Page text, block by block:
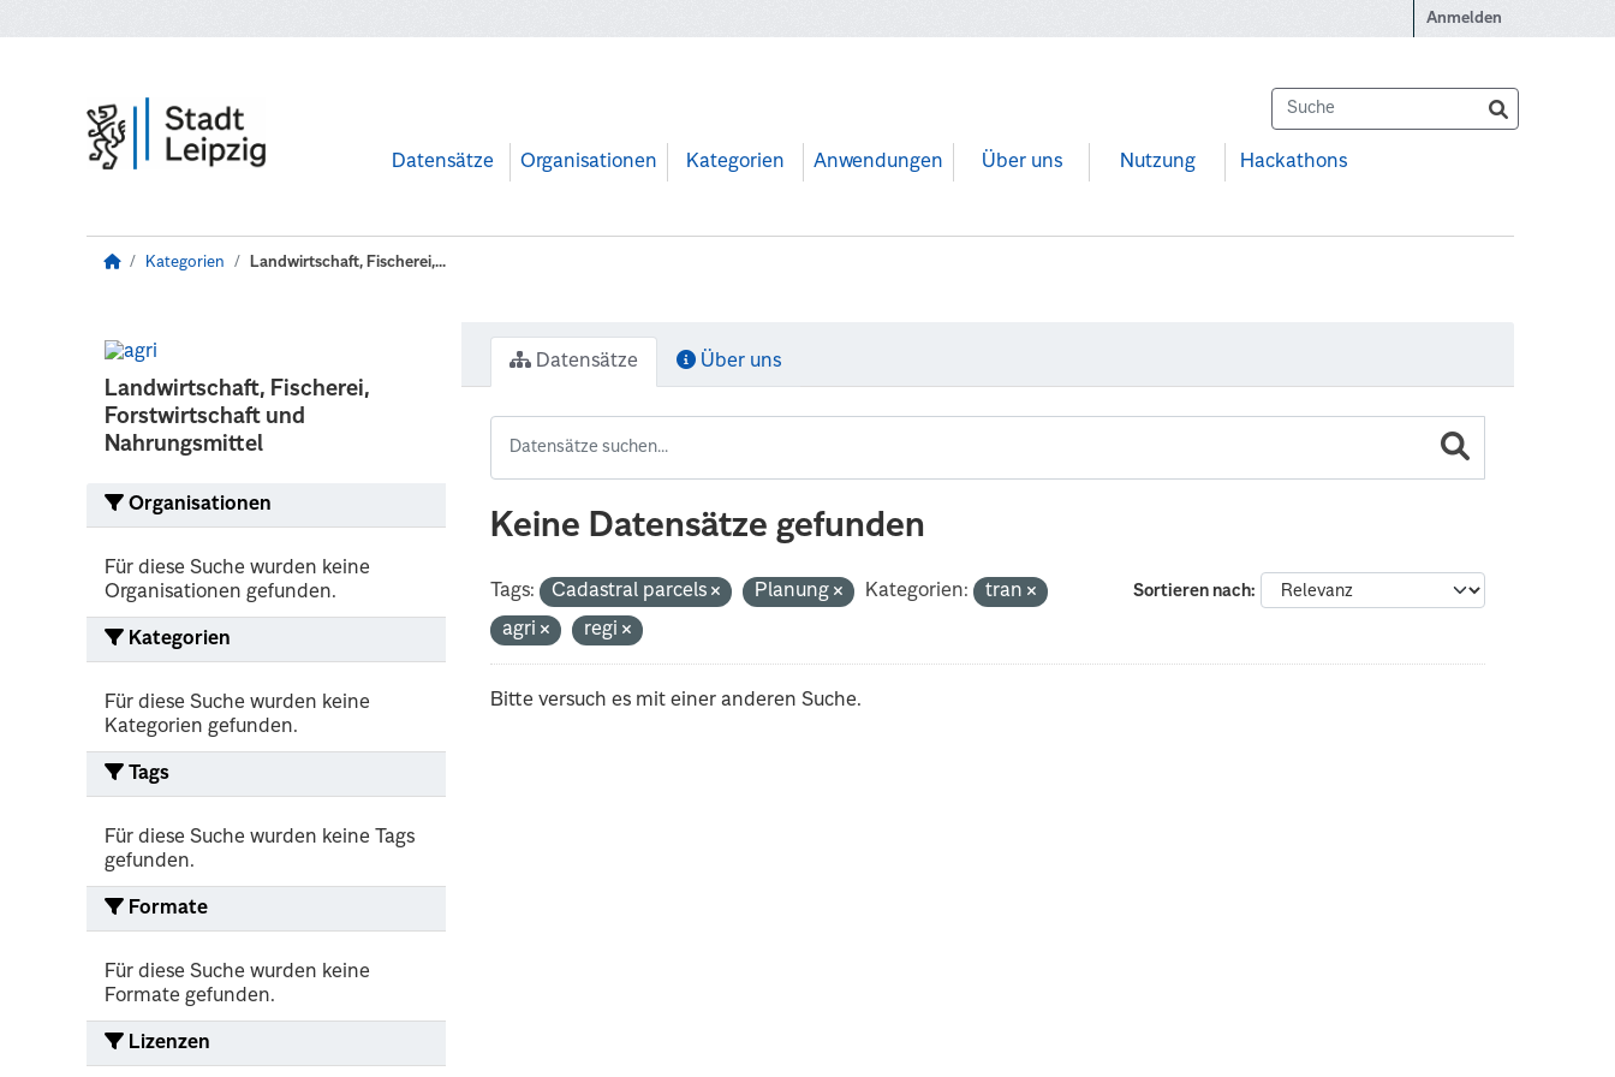
Anmelden
Datensätze Organisationen Kategorien Anwendungen Über uns Nutzung Hackathons
Kategorien Landwirtschaft, Fischerei,...
Landwirtschaft, Fischerei,
Forstwirtschaft und
Nahrungsmittel
Organisationen
Für diese Suche wurden keine
Organisationen gefunden.
Kategorien
Für diese Suche wurden keine
Kategorien gefunden.
Tags
Für diese Suche wurden keine Tags
gefunden.
Formate
Für diese Suche wurden keine
Formate gefunden.
Lizenzen
Datensätze Über uns
Keine Datensätze gefunden
Sortieren nach
Tags: Cadastral parcels Planung Kategorien:
tran
agri
regi
Bitte versuch es mit einer anderen Suche.